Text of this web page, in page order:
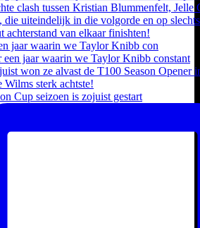
jaar waarin we Taylor Knibb con
Cup seizoen is zojuist gestart